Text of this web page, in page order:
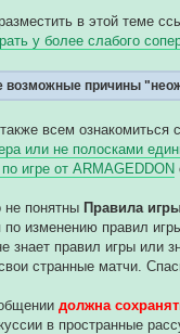
в этой теме
у более слабого
возможные причины
всем ознакомиться
или не полосками
игре от ARMAGEDDON
не понятныПравила
изменению правил
знает правил игры или
странные матчи.
должна
в пространные